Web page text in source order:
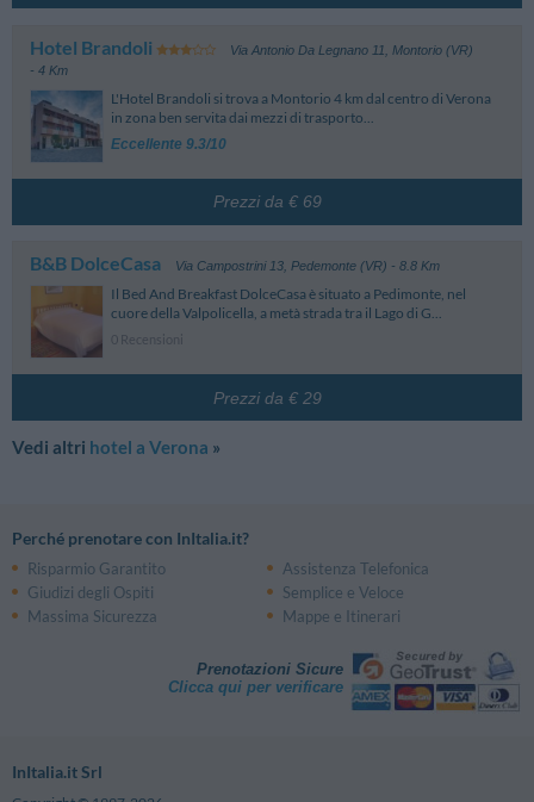
Hotel Brandoli Via Antonio Da Legnano 11
Montorio (VR)
- 4 Km
L'Hotel Brandoli si trova a Montorio 4 km dal centro di Verona
in zona ben servita dai mezzi di trasporto...
Eccellente 9.3/10
Prezzi da € 69
B&B DolceCasa Via Campostrini 13, Pedemonte (VR) - 8.8 Km
Il Bed And Breakfast DolceCasa è situato a Pedimonte, nel
cuore della Valpolicella, a metà strada tra il Lago di G...
0 Recensioni
Prezzi da € 29
Vedi altri hotel a Verona »
Perché prenotare con InItalia.it?
Risparmio Garantito
Assistenza Telefonica
Giudizi degli Ospiti
Semplice e Veloce
Massima Sicurezza
Mappe e Itinerari
Prenotazioni Sicure
Clicca qui per verificare
InItalia.it Srl